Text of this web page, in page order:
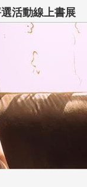
活動線上書展